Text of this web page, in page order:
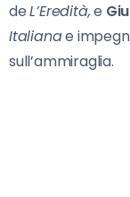
deL’Eredità,e
Italianae
sull’ammiraglia.